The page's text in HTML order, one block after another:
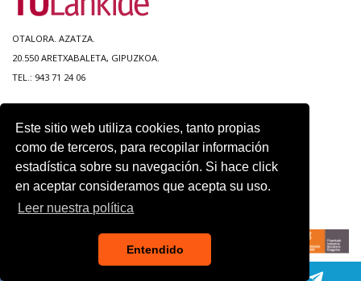
Este sitio web utiliza cookies, tanto propias
como de terceros, para recopilar información
estadística sobre su navegación. Si hace click
en aceptar consideramos que acepta su uso.
Leer nuestra política
Entendido
OTALORA. AZATZA.
20.550 ARETXABALETA, GIPUZKOA.
TEL.: 943 71 24 06
ACCESIBILIDAD
CONTACTO
AVISO LEGAL
POLITICA DE PRIVACIDAD
USO DE COOKIES